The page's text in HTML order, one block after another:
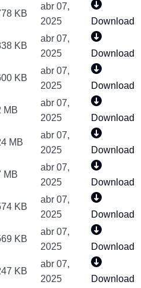
KB
abr 07,
2025
Download
KB
abr 07,
2025
Download
KB
abr 07,
2025
Download
MB
abr 07,
2025
Download
MB
abr 07,
2025
Download
MB
abr 07,
2025
Download
KB
abr 07,
2025
Download
KB
abr 07,
2025
Download
KB
abr 07,
2025
Download